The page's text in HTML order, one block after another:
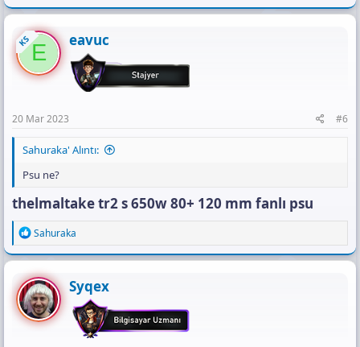
KSE eavuc
20 Mar 2023 #6
Sahuraka' Alıntı:
Psu ne?
thelmaltake tr2 s 650w 80+ 120 mm fanlı psu
R
e
a
c
t
i
o
n
Sahuraka
Syqex